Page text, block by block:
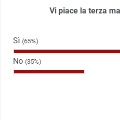
Vi piace la terza
Sì (65%)
No (35%)